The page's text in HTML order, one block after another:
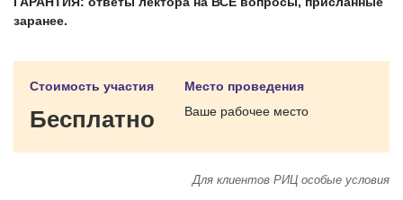
заранее.
Стоимость участия
Бесплатно
Место проведения
Ваше рабочее место
Для клиентов РИЦ особые условия